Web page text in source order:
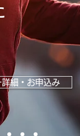
細・お申込み